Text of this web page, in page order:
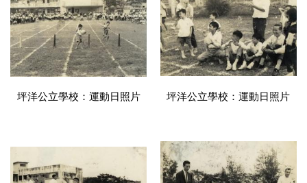
坪洋公立學校：運動日照片 坪洋公立學校：運動日照片